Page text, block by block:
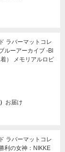
ラバーマットコレ
ルーアーカイブ -Bl
） メモリアルロビ
お届け
ラバーマットコレ
利の女神：NIKKE